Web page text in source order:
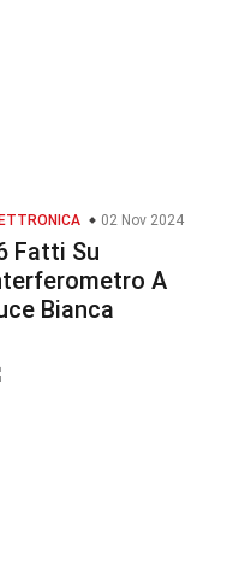
02 Nov 2024
Fatti Su
A
Bianca